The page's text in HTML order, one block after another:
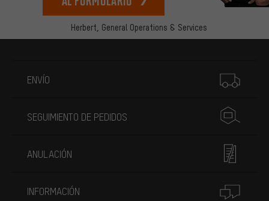
Herbert, General Operations & Services
ENVÍO
SEGUIMIENTO DE PEDIDOS
ANULACIÓN
INFORMACIÓN